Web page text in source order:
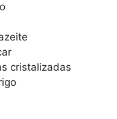
cristalizadas